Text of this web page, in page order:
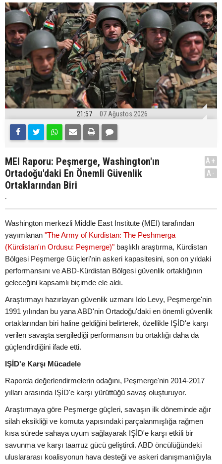
21:57 07 Ağustos 2026
MEI Raporu: Peşmerge, Washington'ın
Ortadoğu'daki En Önemli Güvenlik
Ortaklarından Biri
.
A+
A-
Washington merkezli Middle East Institute (MEI) tarafından
yayımlanan "The Army of Kurdistan: The Peshmerga
(Kürdistan'ın Ordusu: Peşmerge)" başlıklı araştırma, Kürdistan
Bölgesi Peşmerge Güçleri'nin askeri kapasitesini, son on yıldaki
performansını ve ABD-Kürdistan Bölgesi güvenlik ortaklığının
geleceğini kapsamlı biçimde ele aldı.
Araştırmayı hazırlayan güvenlik uzmanı Ido Levy, Peşmerge'nin
1991 yılından bu yana ABD'nin Ortadoğu'daki en önemli güvenlik
ortaklarından biri haline geldiğini belirterek, özellikle IŞİD'e karşı
verilen savaşta sergilediği performansın bu ortaklığı daha da
güçlendirdiğini ifade etti.
IŞİD'e Karşı Mücadele
Raporda değerlendirmelerin odağını, Peşmerge'nin 2014-2017
yılları arasında IŞİD'e karşı yürüttüğü savaş oluşturuyor.
Araştırmaya göre Peşmerge güçleri, savaşın ilk döneminde ağır
silah eksikliği ve komuta yapısındaki parçalanmışlığa rağmen
kısa sürede sahaya uyum sağlayarak IŞİD'e karşı etkili bir
savunma ve karşı taarruz gücü geliştirdi. ABD öncülüğündeki
uluslararası koalisyonun hava desteği ve askeri danışmanlığıyla